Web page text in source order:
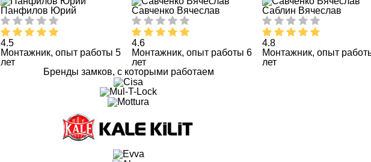
Панфилов Юрий
4.5
Монтажник, опыт работы 5
лет
Савченко Вячеслав
4.6
Монтажник, опыт работы 6
лет
Саблин Вячеслав
4.8
Монтажник, опыт
лет
Бренды замков, с которыми работаем